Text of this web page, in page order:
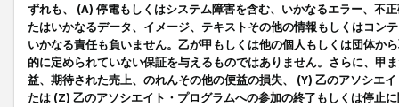
ずれも、 (A) 停電もしくはシステム障害を含む、いかなるエラー、不
たはいかなるデータ、イメージ、テキストその他の情報もしくはコン
いかなる責任も負いません。乙が甲もしくは他の個人もしくは団体か
的に定められていない保証を与えるものではありません。さらに、甲
益、期待された売上、のれんその他の便益の損失、 (Y) 乙のアソシエ
たは (Z) 乙のアソシエイト・プログラムへの参加の終了もしくは停止